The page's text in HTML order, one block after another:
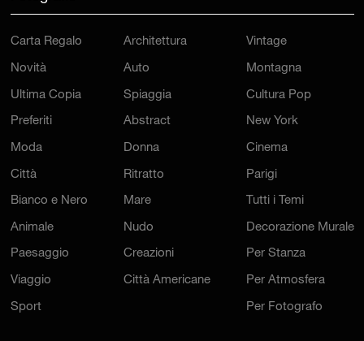
Carta Regalo
Novità
Ultima Copia
Preferiti
Moda
Città
Bianco e Nero
Animale
Paesaggio
Viaggio
Sport
Architettura
Auto
Spiaggia
Abstract
Donna
Ritratto
Mare
Nudo
Creazioni
Città Americane
Vintage
Montagna
Cultura Pop
New York
Cinema
Parigi
Tutti i Temi
Decorazione Murale
Per Stanza
Per Atmosfera
Per Fotografo